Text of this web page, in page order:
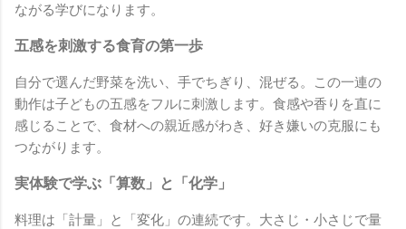
ながる学びになります。
五感を刺激する食育の第一歩
自分で選んだ野菜を洗い、手でちぎり、混ぜる。この一連の
動作は子どもの五感をフルに刺激します。食感や香りを直に
感じることで、食材への親近感がわき、好き嫌いの克服にも
つながります。
実体験で学ぶ「算数」と「化学」
料理は「計量」と「変化」の連続です。大さじ・小さじで量